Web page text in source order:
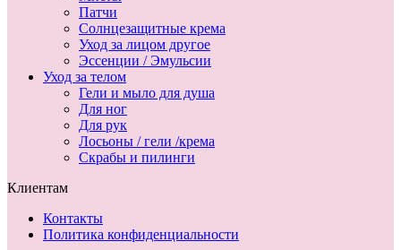
Патчи
Солнцезащитные крема
Уход за лицом другое
Эссенции / Эмульсии
Уход за телом
Гели и мыло для душа
Для ног
Для рук
Лосьоны / гели /крема
Скрабы и пилинги
Клиентам
Контакты
Политика конфиденциальности